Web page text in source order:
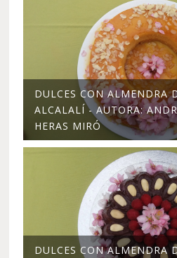
DULCES CON ALMENDRA
ALCALALÍ - AUTORA:
HERAS MIRÓ
DULCES CON ALMENDRA